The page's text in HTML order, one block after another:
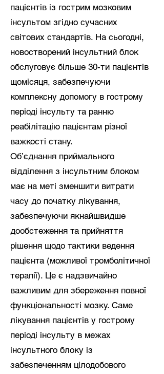
пацієнтів із гострим мозковим
інсультом згідно сучасних
світових стандартів. На сьогодні,
новостворений інсультний блок
обслуговує більше 30-ти пацієнтів
щомісяця, забезпечуючи
комплексну допомогу в гострому
періоді інсульту та ранню
реабілітацію пацієнтам різної
важкості стану.
Об’єднання приймального
відділення з інсультним блоком
має на меті зменшити витрати
часу до початку лікування,
забезпечуючи якнайшвидше
дообстеження та прийняття
рішення щодо тактики ведення
пацієнта (можливої тромболітичної
терапії). Це є надзвичайно
важливим для збереження повної
функціональності мозку. Саме
лікування пацієнтів у гострому
періоді інсульту в межах
інсультного блоку із
забезпеченням цілодобового